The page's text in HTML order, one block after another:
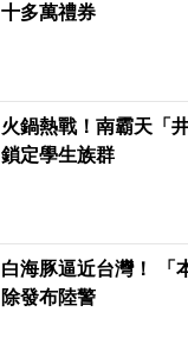
十多萬禮券
火鍋熱戰！南霸天「
鎖定學生族群
白海豚逼近台灣！ 「
除發布陸警